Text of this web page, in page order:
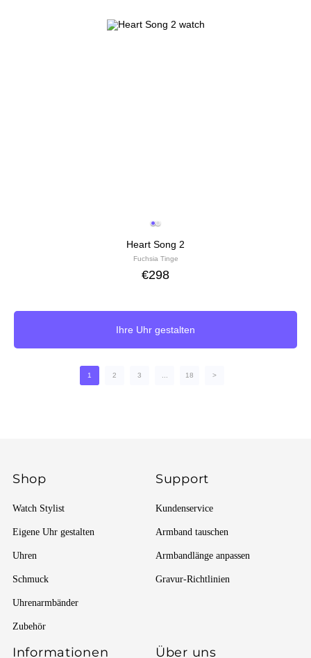
Heart Song 2
Fuchsia Tinge
€298
1 2 3 18 >
Ihre Uhr gestalten
Shop
Watch Stylist
Eigene Uhr gestalten
Uhren
Schmuck
Uhrenarmbänder
Zubehör
Support
Kundenservice
Armband tauschen
Armbandlänge anpassen
Gravur-Richtlinien
Informationen Über uns